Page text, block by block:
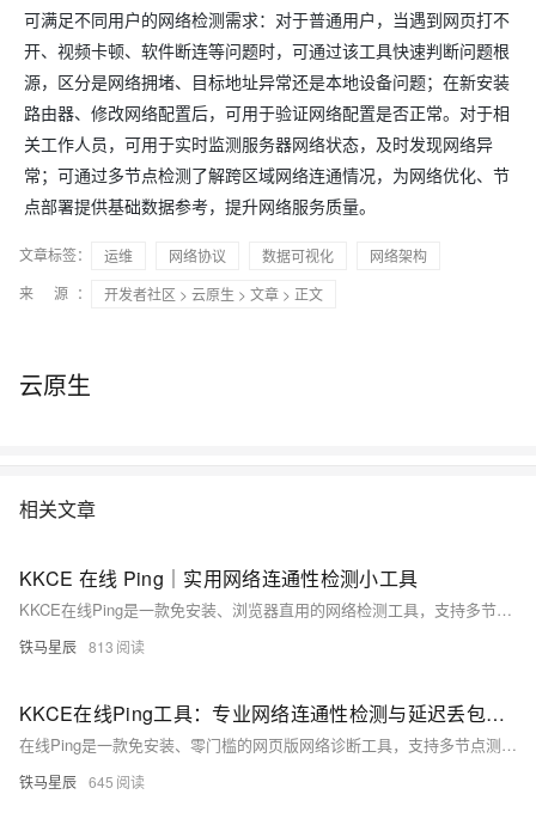
可满足不同用户的网络检测需求：对于普通用户，当遇到网页打不
开、视频卡顿、软件断连等问题时，可通过该工具快速判断问题根
源，区分是网络拥堵、目标地址异常还是本地设备问题；在新安装
路由器、修改网络配置后，可用于验证网络配置是否正常。对于相
关工作人员，可用于实时监测服务器网络状态，及时发现网络异
常；可通过多节点检测了解跨区域网络连通情况，为网络优化、节
点部署提供基础数据参考，提升网络服务质量。
文章标签： 运维 网络协议 数据可视化
网络架构
来 源：
开发者社区 > 云原生 > 文章 > 正文
云原生
相关文章
KKCE 在线 Ping｜实用网络连通性检测小工具
KKCE在线Ping是一款免安装、浏览器直用的网络检测工具，支持多节点同步测试域名/IP连通性、延迟与丢包率，直观定位卡顿、访问异常等基础网络问题，兼顾个人排查与运维需求。（239字）
铁马星辰 813
KKCE在线Ping工具：专业网络连通性检测与延迟丢包故障诊断方案
在线Ping是一款免安装、零门槛的网页版网络诊断工具，支持多节点测试，可快速检测延迟、丢包率与连通性，精准定位网页打不开、游戏卡顿、视频缓冲等故障根源，助普通用户和运维人员高效排障。（239字）
铁马星辰 645